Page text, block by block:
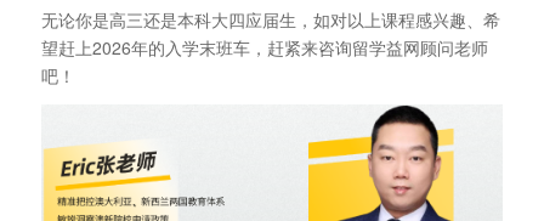
无论你是高三还是本科大四应届生，如对以上课程感兴趣、希
望赶上2026年的入学末班车，赶紧来咨询留学益网顾问老师
吧！